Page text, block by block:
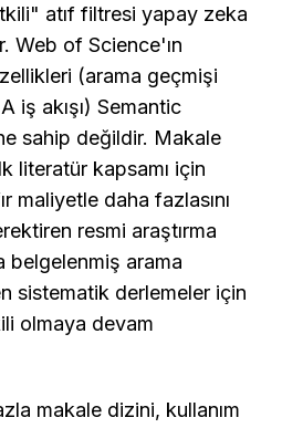
atıf filtresi yapay zeka
Web of Science'ın
(arama geçmişi
iş akışı) Semantic
sahip değildir. Makale
literatür kapsamı için
maliyetle daha fazlasını
resmi araştırma
belgelenmiş arama
sistematik derlemeler için
olmaya devam
makale dizini, kullanım